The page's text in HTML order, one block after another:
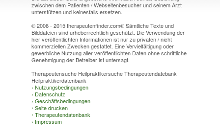
zwischen dem Patienten / Webseitenbesucher und seinem Arzt
unterstützen und keinesfalls ersetzen.
© 2006 - 2015 therapeutenfinder.com® Sämtliche Texte und
Bilddateien sind urheberrechtlich geschützt. Die Verwendung der
hier veröffentlichten Informationen ist nur zu privaten / nicht
kommerziellen Zwecken gestattet. Eine Vervielfältigung oder
gewerbliche Nutzung aller veröffentlichten Daten ohne schriftliche
Genehmigung der Betreiber ist untersagt.
Therapeutensuche Heilpraktikersuche Therapeutendatebank
Heilpraktikerdatenbank
› Nutzungsbedingungen
› Datenschutz
› Geschäftsbedingungen
› Seite drucken
› Therapeutendatenbank
› Impressum